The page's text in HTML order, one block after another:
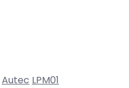
Autec LPM01